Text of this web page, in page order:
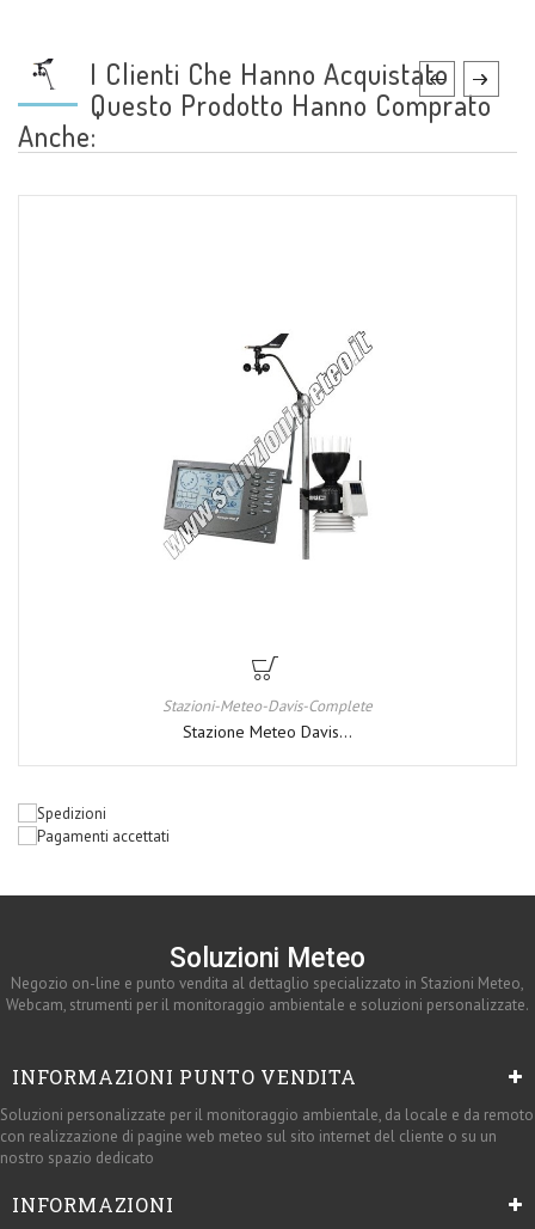
I Clienti Che Hanno Acquistato
Questo Prodotto Hanno Comprato
Anche:
Stazioni-Meteo-Davis-Complete
Stazione Meteo Davis...
Soluzioni Meteo
Negozio on-line e punto vendita al dettaglio specializzato in Stazioni Meteo,
Webcam, strumenti per il monitoraggio ambientale e soluzioni personalizzate.
INFORMAZIONI PUNTO VENDITA
Soluzioni personalizzate per il monitoraggio ambientale, da locale e da remoto
con realizzazione di pagine web meteo sul sito internet del cliente o su un
nostro spazio dedicato
INFORMAZIONI